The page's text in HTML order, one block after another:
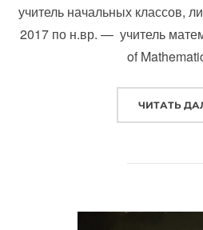
учитель начальных классов,
2017 по н.вр. — учитель
of
ЧИТАТЬ